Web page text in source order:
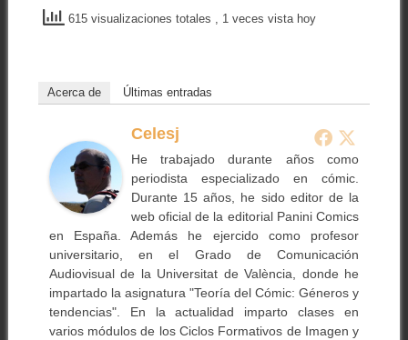
615 visualizaciones totales , 1 veces vista hoy
Acerca de Últimas entradas
Celesj
He trabajado durante años como
periodista especializado en cómic.
Durante 15 años, he sido editor de la
web oficial de la editorial Panini Comics
en España. Además he ejercido como profesor
universitario, en el Grado de Comunicación
Audiovisual de la Universitat de València, donde he
impartado la asignatura "Teoría del Cómic: Géneros y
tendencias". En la actualidad imparto clases en
varios módulos de los Ciclos Formativos de Imagen y